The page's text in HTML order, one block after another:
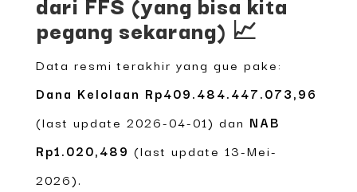
pegang sekarang) 📈
Data resmi terakhir yang gue pake:
Dana Kelolaan Rp409.484.447.073,96
(last update 2026-04-01) dan NAB
Rp1.020,489 (last update 13-Mei-
2026).